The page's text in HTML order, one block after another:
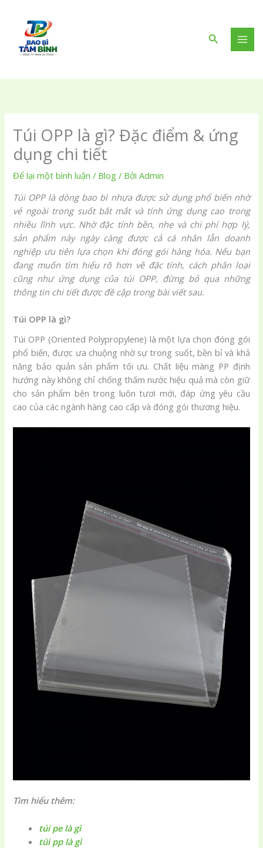
dung
Tìm
kiếm
Túi OPP là gì? Đặc điểm & ứng
dụng chi tiết
Để lại một bình luận / Blog / BởiAdmin
Túi OPP là dòng bao bì nhựa được sử dụng phổ biến nhờ
vẻ ngoài trong suốt bắt mắt và tính ứng dụng cao trong
nhiều lĩnh vực. Nhờ đặc tính bền, nhẹ và chi phí hợp lý,
sản phẩm này ngày càng được cả cá nhân lẫn doanh
nghiệp ưu tiên lựa chọn khi đóng gói hàng hóa. Nếu bạn
đang muốn tìm hiểu rõ hơn về đặc tính, cách phân loại
cũng như ứng dụng của túi OPP, đừng bỏ qua những
thông tin chi tiết được đề cập trong bài viết sau.
Túi OPP là gì?
Túi OPP (Oriented Polypropylene) là một lựa chọn đóng gói
phổ biến, được ưa chuộng nhờ sự trong suốt, bền bỉ và khả
năng bảo quản sản phẩm tối ưu. Chất liệu màng PP định
hướng này không chỉ chống thấm nước hiệu quả mà còn giữ
cho sản phẩm bên trong luôn tươi mới, đáp ứng yêu cầu
cao của các ngành hàng cao cấp và đóng gói thương hiệu.
Tìm hiểu thêm:
túi pe là gì
túi pp là gì